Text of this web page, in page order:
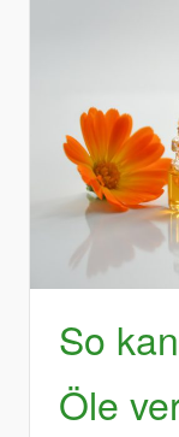
So
Öle